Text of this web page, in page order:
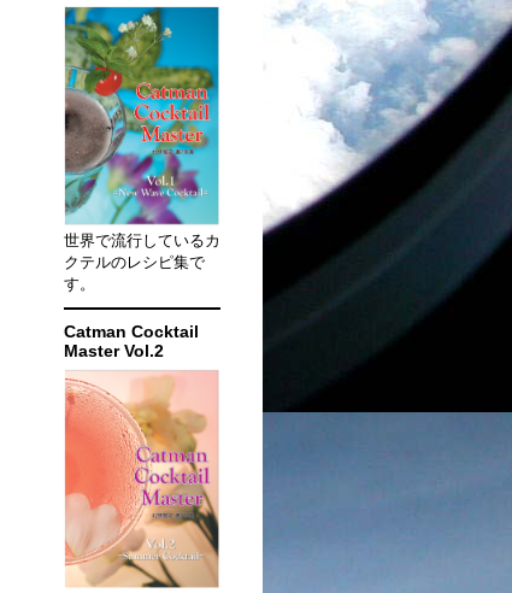
世界で流行しているカ
クテルのレシピ集で
す。
Catman Cocktail
Master Vol.2